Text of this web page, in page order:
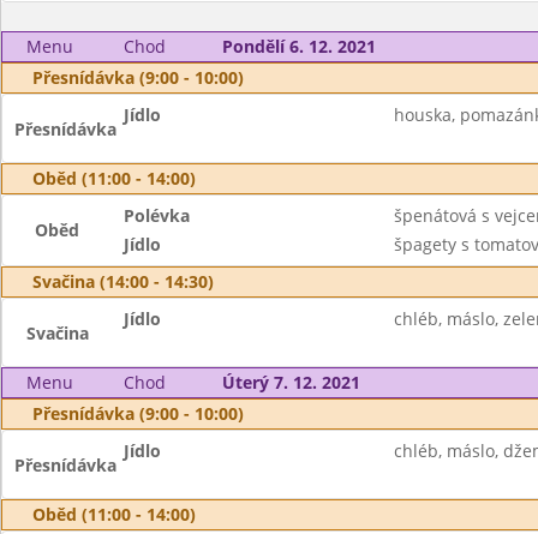
Menu Chod
Pondělí 6. 12. 2021
Přesnídávka (9:00 - 10:00)
Přesnídávka
Jídlo houska,
Oběd (11:00 - 14:00)
Oběd
Polévka
špenátová s
Jídlo
špagety s
Svačina (14:00 - 14:30)
Svačina
Jídlo chléb, máslo,
Menu Chod
Úterý 7. 12. 2021
Přesnídávka (9:00 - 10:00)
Přesnídávka
Jídlo chléb, máslo,
Oběd (11:00 - 14:00)